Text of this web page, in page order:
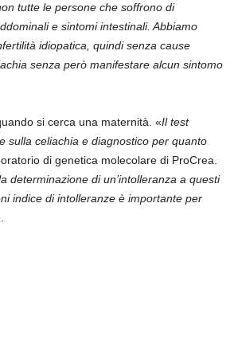
tutte le persone che soffrono di
e sintomi intestinali. Abbiamo
idiopatica, quindi senza cause
senza però manifestare alcun sintomo
si cerca una maternità. «Il test
sulla celiachia e diagnostico per quanto
di genetica molecolare di ProCrea.
determinazione di un’intolleranza a questi
indice di intolleranze è importante per